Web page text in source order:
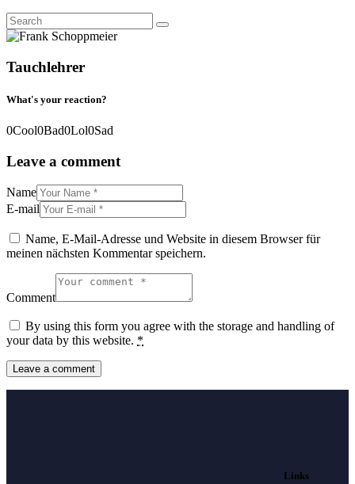
Tauchlehrer
What's your reaction?
0Cool0Bad0Lol0Sad
Leave a comment
Name
E-mail
Name, E-Mail-Adresse und Website in diesem Browser für
meinen nächsten Kommentar speichern.
Comment
By using this form you agree with the storage and handling of
your data by this website. *
Links